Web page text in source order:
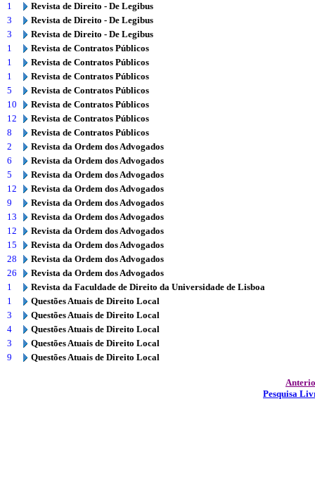
1
Revista de Direito - De Legibus
3
Revista de Direito - De Legibus
3
Revista de Direito - De Legibus
1
Revista de Contratos Públicos
1
Revista de Contratos Públicos
1
Revista de Contratos Públicos
5
Revista de Contratos Públicos
10
Revista de Contratos Públicos
12
Revista de Contratos Públicos
8
Revista de Contratos Públicos
2
Revista da Ordem dos Advogados
6
Revista da Ordem dos Advogados
5
Revista da Ordem dos Advogados
12
Revista da Ordem dos Advogados
9
Revista da Ordem dos Advogados
13
Revista da Ordem dos Advogados
12
Revista da Ordem dos Advogados
15
Revista da Ordem dos Advogados
28
Revista da Ordem dos Advogados
26
Revista da Ordem dos Advogados
1
Revista da Faculdade de Direito da Universidade de Lisboa
1
Questões Atuais de Direito Local
3
Questões Atuais de Direito Local
4
Questões Atuais de Direito Local
3
Questões Atuais de Direito Local
9
Questões Atuais de Direito Local
Pesquisa